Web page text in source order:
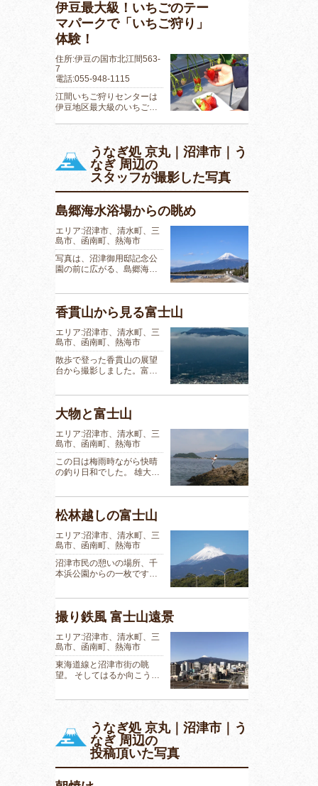
伊豆最大級！いちごのテー
マパークで「いちご狩り」
体験！
住所:伊豆の国市北江間563-
7
電話:055-948-1115
江間いちご狩りセンターは
伊豆地区最大級のいちご…
うなぎ処 京丸｜沼津市｜う
なぎ 周辺の
スタッフが撮影した写真
島郷海水浴場からの眺め
エリア:沼津市、清水町、三
島市、函南町、熱海市
写真は、沼津御用邸記念公
園の前に広がる、島郷海…
香貫山から見る富士山
エリア:沼津市、清水町、三
島市、函南町、熱海市
散歩で登った香貫山の展望
台から撮影しました。富…
大物と富士山
エリア:沼津市、清水町、三
島市、函南町、熱海市
この日は梅雨時ながら快晴
の釣り日和でした。 雄大…
松林越しの富士山
エリア:沼津市、清水町、三
島市、函南町、熱海市
沼津市民の憩いの場所、千
本浜公園からの一枚です…
撮り鉄風 富士山遠景
エリア:沼津市、清水町、三
島市、函南町、熱海市
東海道線と沼津市街の眺
望。 そしてはるか向こう…
うなぎ処 京丸｜沼津市｜う
なぎ 周辺の
投稿頂いた写真